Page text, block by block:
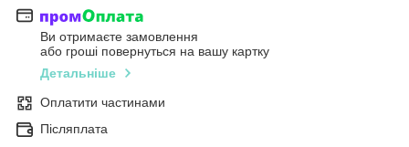
Ви отримаєте замовлення
або гроші повернуться на вашу картку
Детальніше
Оплатити частинами
Післяплата